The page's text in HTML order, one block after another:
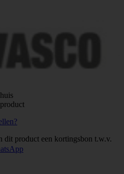
dit product een kortingsbon t.w.v.